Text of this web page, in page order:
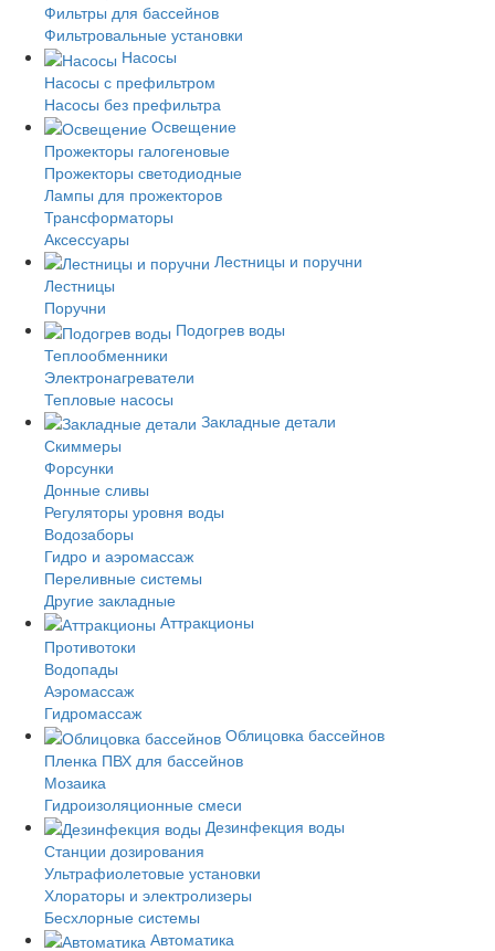
Фильтры для бассейнов
Фильтровальные установки
Насосы
Насосы с префильтром
Насосы без префильтра
Освещение
Прожекторы галогеновые
Прожекторы светодиодные
Лампы для прожекторов
Трансформаторы
Аксессуары
Лестницы и поручни
Лестницы
Поручни
Подогрев воды
Теплообменники
Электронагреватели
Тепловые насосы
Закладные детали
Скиммеры
Форсунки
Донные сливы
Регуляторы уровня воды
Водозаборы
Гидро и аэромассаж
Переливные системы
Другие закладные
Аттракционы
Противотоки
Водопады
Аэромассаж
Гидромассаж
Облицовка бассейнов
Пленка ПВХ для бассейнов
Мозаика
Гидроизоляционные смеси
Дезинфекция воды
Станции дозирования
Ультрафиолетовые установки
Хлораторы и электролизеры
Бесхлорные системы
Автоматика